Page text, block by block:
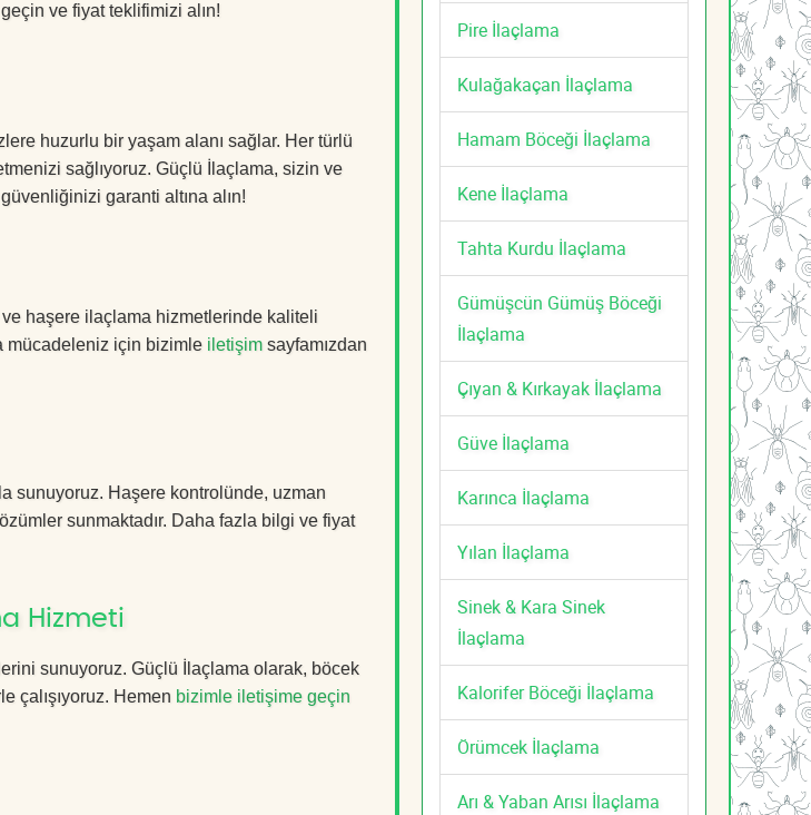
ve fiyat teklifimizi alın!
huzurlu bir yaşam alanı sağlar. Her türlü
sağlıyoruz. Güçlü İlaçlama, sizin ve
garanti altına alın!
haşere ilaçlama hizmetlerinde kaliteli
mücadeleniz için bizimle iletişim sayfamızdan
sunuyoruz. Haşere kontrolünde, uzman
sunmaktadır. Daha fazla bilgi ve fiyat
Hizmeti
sunuyoruz. Güçlü İlaçlama olarak, böcek
çalışıyoruz. Hemen bizimle iletişime geçin
Pire İlaçlama
Kulağakaçan İlaçlama
Hamam Böceği İlaçlama
Kene İlaçlama
Tahta Kurdu İlaçlama
Gümüşcün Gümüş Böceği
İlaçlama
Çıyan & Kırkayak İlaçlama
Güve İlaçlama
Karınca İlaçlama
Yılan İlaçlama
Sinek & Kara Sinek
İlaçlama
Kalorifer Böceği İlaçlama
Örümcek İlaçlama
Arı & Yaban Arısı İlaçlama